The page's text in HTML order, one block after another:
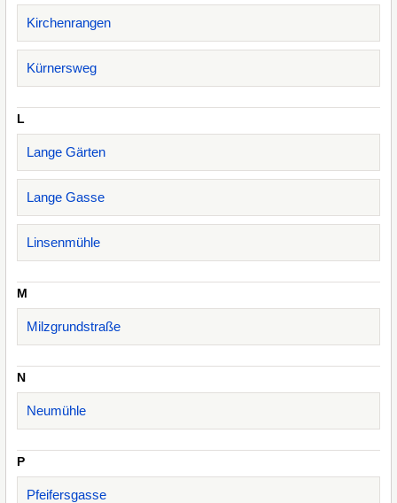
Kirchenrangen
Kürnersweg
L
Lange Gärten
Lange Gasse
Linsenmühle
M
Milzgrundstraße
N
Neumühle
P
Pfeifersgasse